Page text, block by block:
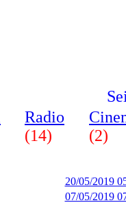
Radio
(14)
(2)
20/05/2019
07/05/2019